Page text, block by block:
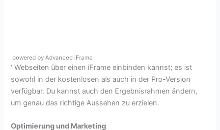
powered by Advanced iFrame
‘ Webseiten über einen iFrame einbinden kannst; es ist
sowohl in der kostenlosen als auch in der Pro-Version
verfügbar. Du kannst auch den Ergebnisrahmen ändern,
um genau das richtige Aussehen zu erzielen.
Optimierung und Marketing